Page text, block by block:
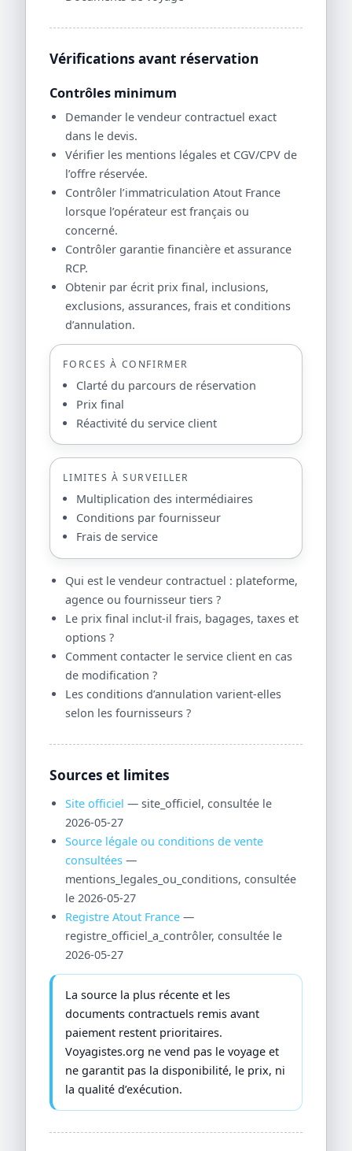
Vérifications avant réservation
Contrôles minimum
Demander le vendeur contractuel exact
dans le devis.
Vérifier les mentions légales et CGV/CPV de
l’offre réservée.
Contrôler l’immatriculation Atout France
lorsque l’opérateur est français ou
concerné.
Contrôler garantie financière et assurance
RCP.
Obtenir par écrit prix final, inclusions,
exclusions, assurances, frais et conditions
d’annulation.
FORCES À CONFIRMER
Clarté du parcours de réservation
Prix final
Réactivité du service client
LIMITES À SURVEILLER
Multiplication des intermédiaires
Conditions par fournisseur
Frais de service
Qui est le vendeur contractuel : plateforme,
agence ou fournisseur tiers ?
Le prix final inclut-il frais, bagages, taxes et
options ?
Comment contacter le service client en cas
de modification ?
Les conditions d’annulation varient-elles
selon les fournisseurs ?
Sources et limites
Site officiel — site_officiel, consultée le
2026-05-27
Source légale ou conditions de vente
consultées—
mentions_legales_ou_conditions, consultée
le 2026-05-27
Registre Atout France—
registre_officiel_a_contrôler, consultée le
2026-05-27
La source la plus récente et les
documents contractuels remis avant
paiement restent prioritaires.
Voyagistes.org ne vend pas le voyage et
ne garantit pas la disponibilité, le prix, ni
la qualité d’exécution.